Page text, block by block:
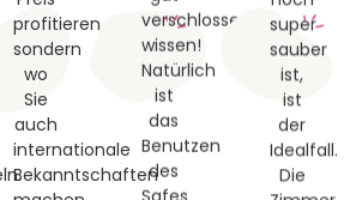
profitieren,
sondern
wo
Sie
auch
internationale
Bekanntschaften
verschlossen
wissen!
Natürlich
ist
das
Benutzen
des
super
sauber
ist,
ist
der
Idealfall.
Die